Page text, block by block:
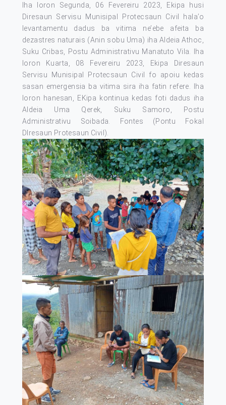
Iha loron Segunda, 06 Fevereiru 2023, Ekipa husi
Diresaun Servisu Munisipal Protecsaun Civil hala’o
levantamentu dadus ba vitima ne’ebe afeita ba
dezastres naturais (Anin sobu Uma) iha Aldeia Athoc,
Suku Cribas, Postu Administrativu Manatuto Vila. Iha
loron Kuarta, 08 Fevereiru 2023, Ekipa Diresaun
Servisu Munisipal Protecsaun Civil fo apoiu kedas
sasan emergensia ba vitima sira iha fatin refere. Iha
loron hanesan, EKipa kontinua kedas foti dadus iha
Aldeia Uma Qerek, Suku Samoro, Postu
Administrativu Soibada. Fontes (Pontu Fokal
DIresaun Protesaun Civil).